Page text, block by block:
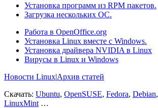
Установка программ из RPM пакетов.
Загрузка нескольких ОС.
Работа в OpenOffice.org
Установка Linux вместе с Windows.
Установка драйвера NVIDIA в Linux
Вирусы в Linux и Windows
Новости Linux|Архив статей
Скачать: Ubuntu, OpenSUSE, Fedora, Debian,
LinuxMint …